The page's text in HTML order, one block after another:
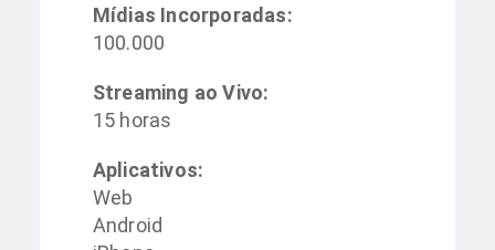
Mídias Incorporadas:
100.000
Streaming ao Vivo:
15 horas
Aplicativos:
Web
Android